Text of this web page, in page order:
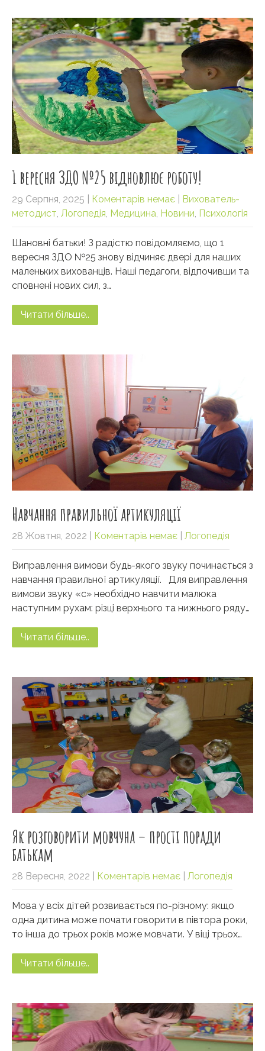
1 вересня ЗДО №25 відновлює роботу!
29 Серпня, 2025 Коментарів немає
Вихователь-
методист, Логопедія, Медицина, Новини, Психологія
Шановні батьки! З радістю повідомляємо, що 1
вересня ЗДО №25 знову відчиняє двері для наших
маленьких вихованців. Наші педагоги, відпочивши та
сповнені нових сил, з…
Читати більше..
Навчання правильної артикуляції
28 Жовтня, 2022 Коментарів немає Логопедія
Виправлення вимови будь-якого звуку починається з
навчання правильної артикуляції. Для виправлення
вимови звуку «с» необхідно навчити малюка
наступним рухам: різці верхнього та нижнього ряду…
Читати більше..
Як розговорити мовчуна – прості поради
батькам
28 Вересня, 2022 Коментарів немає Логопедія
Мова у всіх дітей розвивається по-різному: якщо
одна дитина може почати говорити в півтора роки,
то інша до трьох років може мовчати. У віці трьох…
Читати більше..